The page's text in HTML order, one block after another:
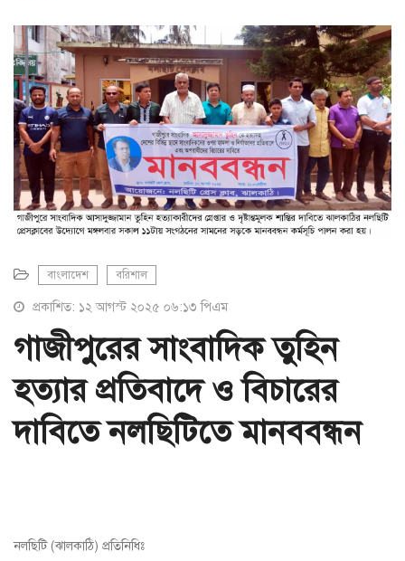
t
i
o
n
বাংলাদেশ বরিশাল
প্রকাশিত: ১২ আগস্ট ২০২৫ ০৬:১৩ পিএম
গাজীপুরের সাংবাদিক তুহিন
হত্যার প্রতিবাদে ও বিচারের
দাবিতে নলছিটিতে মানববন্ধন
নলছিটি (ঝালকাঠি) প্রতিনিধিঃ